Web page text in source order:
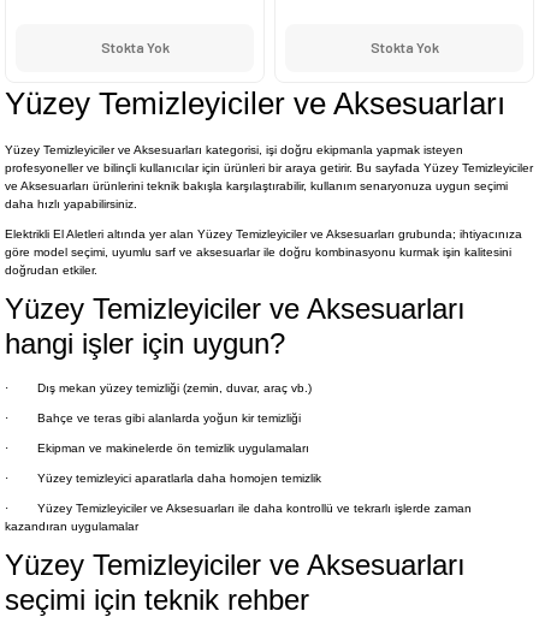
Stokta Yok Stokta Yok
Yüzey Temizleyiciler ve Aksesuarları
Yüzey Temizleyiciler ve Aksesuarları kategorisi, işi doğru ekipmanla yapmak isteyen
profesyoneller ve bilinçli kullanıcılar için ürünleri bir araya getirir. Bu sayfada Yüzey Temizleyiciler
ve Aksesuarları ürünlerini teknik bakışla karşılaştırabilir, kullanım senaryonuza uygun seçimi
daha hızlı yapabilirsiniz.
Elektrikli El Aletleri altında yer alan Yüzey Temizleyiciler ve Aksesuarları grubunda; ihtiyacınıza
göre model seçimi, uyumlu sarf ve aksesuarlar ile doğru kombinasyonu kurmak işin kalitesini
doğrudan etkiler.
Yüzey Temizleyiciler ve Aksesuarları
hangi işler için uygun?
· Dış mekan yüzey temizliği (zemin, duvar, araç vb.)
· Bahçe ve teras gibi alanlarda yoğun kir temizliği
· Ekipman ve makinelerde ön temizlik uygulamaları
· Yüzey temizleyici aparatlarla daha homojen temizlik
·
Yüzey Temizleyiciler ve Aksesuarları ile daha kontrollü ve tekrarlı işlerde zaman
kazandıran uygulamalar
Yüzey Temizleyiciler ve Aksesuarları
seçimi için teknik rehber